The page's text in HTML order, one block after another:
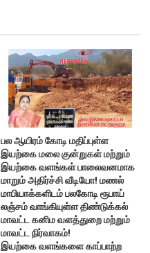
பல ஆயிரம் கோடி மதிப்புள்ள
இயற்கை மலை குன்றுகள் மற்றும்
இயற்கை வளங்கள் பாலைவனமாக
மாறும் அதிர்ச்சி வீடியோ! மணல்
மாபியாக்களிடம் பலகோடி ரூபாய்
லஞ்சம் வாங்கியுள்ள திண்டுக்கல்
மாவட்ட கனிம வளத்துறை மற்றும்
மாவட்ட நிர்வாகம்!
இயற்கை வளங்களை காப்பாற்ற